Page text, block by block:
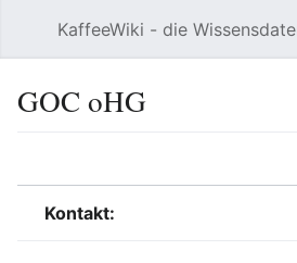
KaffeeWiki - die
GOC oHG
Kontakt: